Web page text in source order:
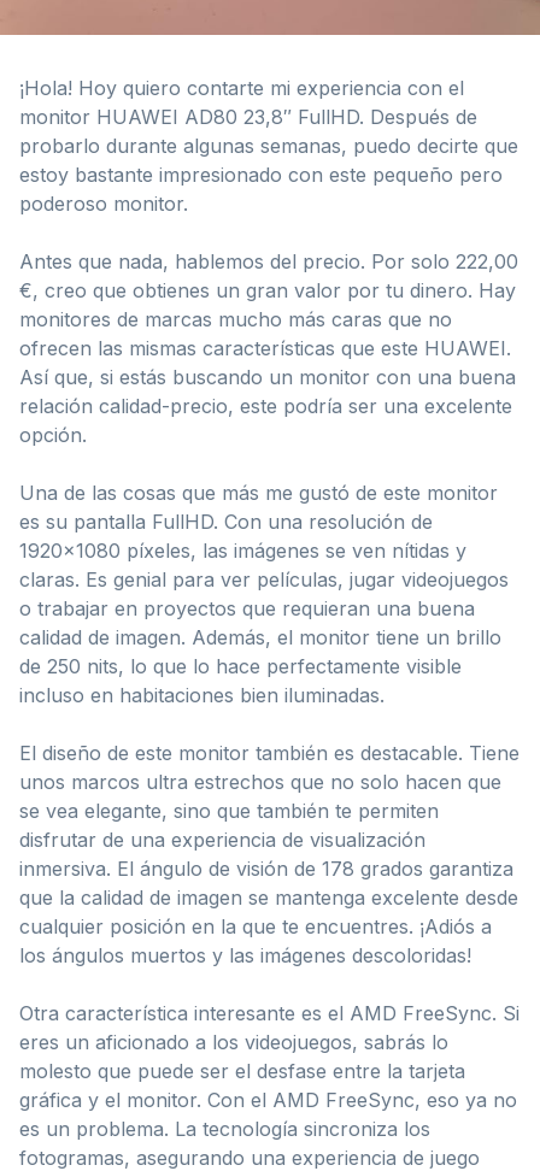
¡Hola! Hoy quiero contarte mi experiencia con el
monitor HUAWEI AD80 23,8″ FullHD. Después de
probarlo durante algunas semanas, puedo decirte que
estoy bastante impresionado con este pequeño pero
poderoso monitor.
Antes que nada, hablemos del precio. Por solo 222,00
€, creo que obtienes un gran valor por tu dinero. Hay
monitores de marcas mucho más caras que no
ofrecen las mismas características que este HUAWEI.
Así que, si estás buscando un monitor con una buena
relación calidad-precio, este podría ser una excelente
opción.
Una de las cosas que más me gustó de este monitor
es su pantalla FullHD. Con una resolución de
1920×1080 píxeles, las imágenes se ven nítidas y
claras. Es genial para ver películas, jugar videojuegos
o trabajar en proyectos que requieran una buena
calidad de imagen. Además, el monitor tiene un brillo
de 250 nits, lo que lo hace perfectamente visible
incluso en habitaciones bien iluminadas.
El diseño de este monitor también es destacable. Tiene
unos marcos ultra estrechos que no solo hacen que
se vea elegante, sino que también te permiten
disfrutar de una experiencia de visualización
inmersiva. El ángulo de visión de 178 grados garantiza
que la calidad de imagen se mantenga excelente desde
cualquier posición en la que te encuentres. ¡Adiós a
los ángulos muertos y las imágenes descoloridas!
Otra característica interesante es el AMD FreeSync. Si
eres un aficionado a los videojuegos, sabrás lo
molesto que puede ser el desfase entre la tarjeta
gráfica y el monitor. Con el AMD FreeSync, eso ya no
es un problema. La tecnología sincroniza los
fotogramas, asegurando una experiencia de juego